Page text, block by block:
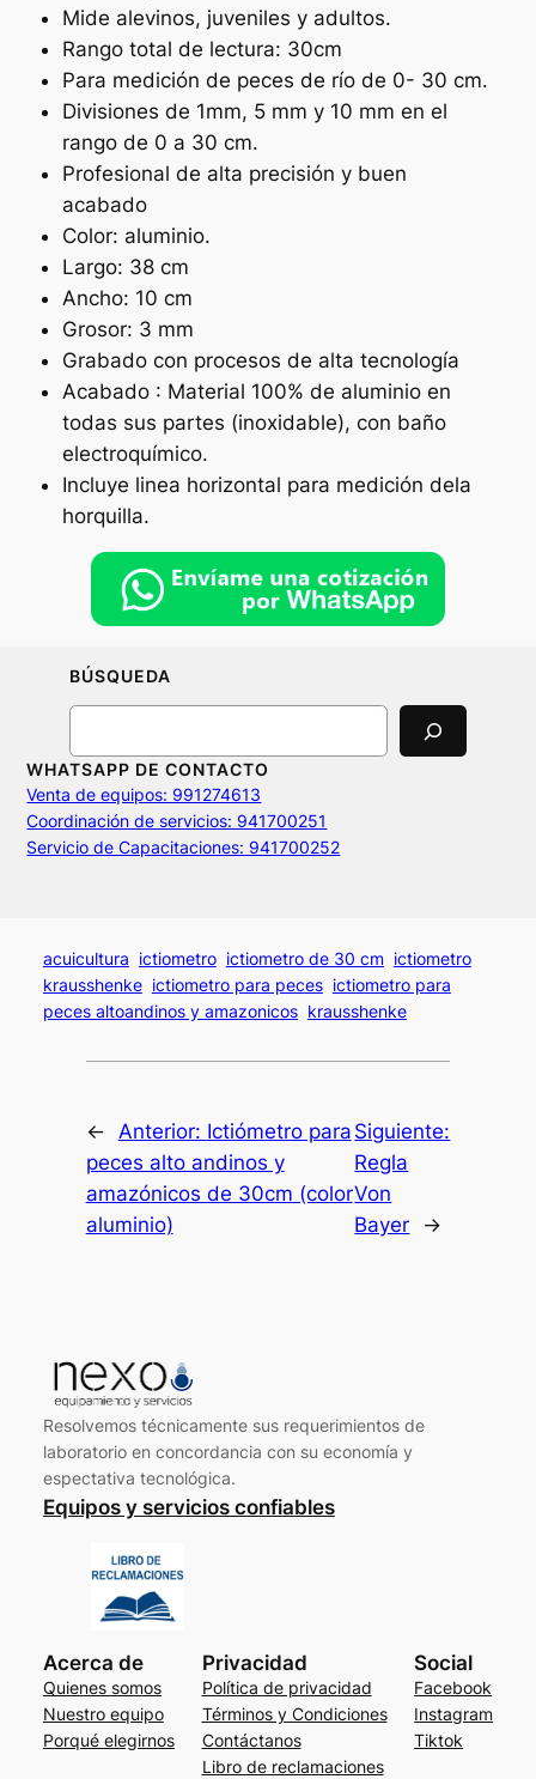
Mide alevinos, juveniles y adultos.
Rango total de lectura: 30cm
Para medición de peces de río de 0- 30 cm.
Divisiones de 1mm, 5 mm y 10 mm en el
rango de 0 a 30 cm.
Profesional de alta precisión y buen
acabado
Color: aluminio.
Largo: 38 cm
Ancho: 10 cm
Grosor: 3 mm
Grabado con procesos de alta tecnología
Acabado : Material 100% de aluminio en
todas sus partes (inoxidable), con baño
electroquímico.
Incluye linea horizontal para medición dela
horquilla.
BÚSQUEDA
Search
WHATSAPP DE CONTACTO
Venta de equipos: 991274613
Coordinación de servicios: 941700251
Servicio de Capacitaciones: 941700252
acuicultura ictiometro ictiometro de 30 cm ictiometro
krausshenke ictiometro para peces ictiometro para
peces altoandinos y amazonicos krausshenke
← Anterior: Ictiómetro para
peces alto andinos y
amazónicos de 30cm (color
aluminio)
Siguiente:
Regla
Von
Bayer
→
Resolvemos técnicamente sus requerimientos de
laboratorio en concordancia con su economía y
espectativa tecnológica.
Equipos y servicios confiables
Acerca de
Quienes somos
Nuestro equipo
Porqué elegirnos
Privacidad
Política de privacidad
Términos y Condiciones
Contáctanos
Libro de reclamaciones
Social
Facebook
Instagram
Tiktok